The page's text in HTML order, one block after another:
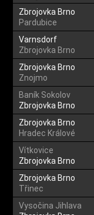
Zbrojovka Brno
Pardubice
Varnsdorf
Zbrojovka Brno
Zbrojovka Brno
Znojmo
Baník Sokolov
Zbrojovka Brno
Zbrojovka Brno
Hradec Králové
Vítkovice
Zbrojovka Brno
Zbrojovka Brno
Třinec
Vysočina Jihlava